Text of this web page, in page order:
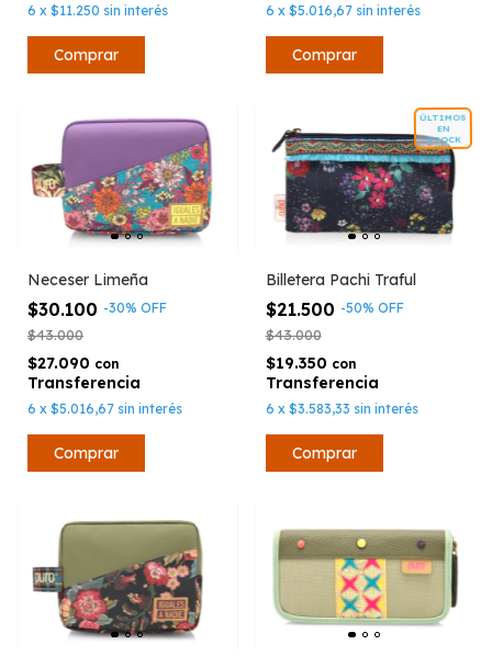
6 x $11.250 sin interés 6 x $5.016,67 sin interés
Neceser Limeña
$30.100 -30% OFF
$43.000
$27.090 con
6 x $5.016,67 sin interés
ÚLTIMOS
EN
STOCK
Billetera Pachi Traful
$21.500 -50% OFF
$43.000
$19.350 con
6 x $3.583,33 sin interés